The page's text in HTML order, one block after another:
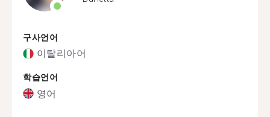
구사언어
이탈리아어
학습언어
영어